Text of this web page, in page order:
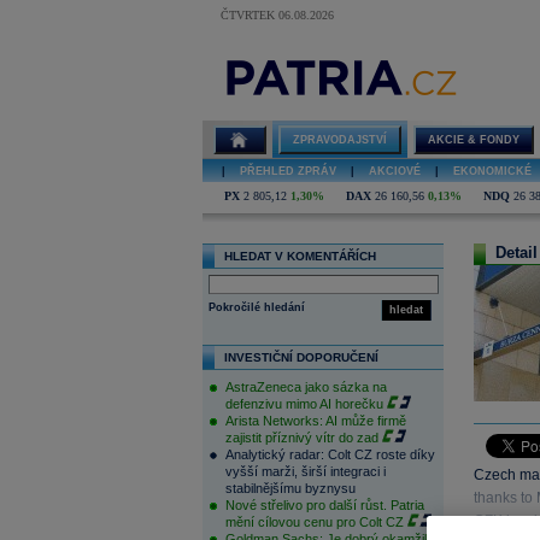
ČTVRTEK 06.08.2026
ZPRAVODAJSTVÍ AKCIE & FONDY
PŘEHLED ZPRÁV AKCIOVÉ EKONOMICKÉ
PX 2 805,12 1,30% DAX 26 160,56 0,13% NDQ 26
HLEDAT V KOMENTÁŘÍCH
hledat
Pokročilé hledání
INVESTIČNÍ DOPORUČENÍ
AstraZeneca jako sázka na
defenzivu mimo AI horečku
Arista Networks: AI může firmě
zajistit příznivý vítr do zad
Analytický radar: Colt CZ roste díky
vyšší marži, širší integraci i
stabilnějšímu byznysu
Nové střelivo pro další růst. Patria
mění cílovou cenu pro Colt CZ
Czech
thanks to
CZK level.